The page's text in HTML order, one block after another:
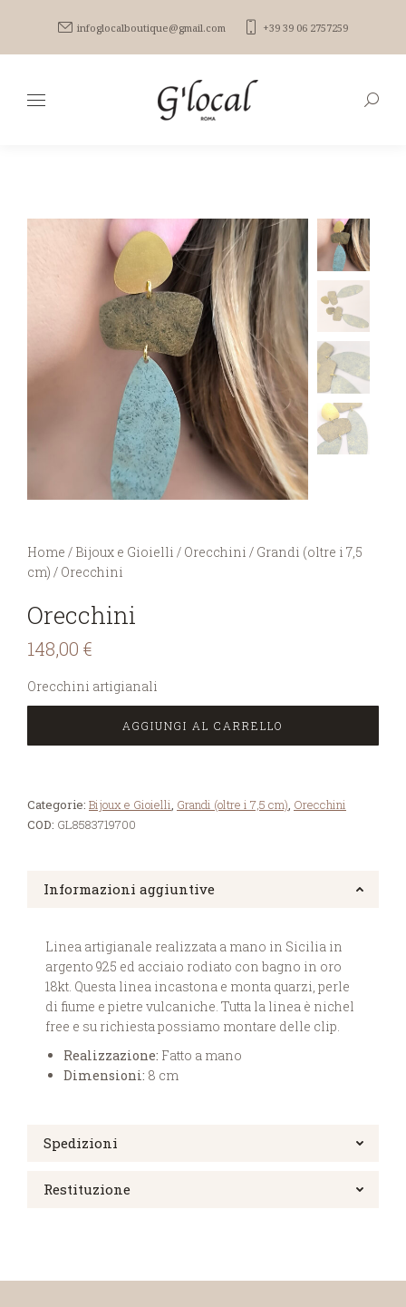
infoglocalboutique@gmail.com +39 39 06 2757259
You are here:
Home / Bijoux e Gioielli / Orecchini / Grandi (oltre i 7,5
cm) / Orecchini
Orecchini
148,00 €
Orecchini artigianali
AGGIUNGI AL CARRELLO
Categorie: Bijoux e Gioielli, Grandi (oltre i 7,5 cm), Orecchini
COD: GL8583719700
Informazioni aggiuntive
Linea artigianale realizzata a mano in Sicilia in
argento 925 ed acciaio rodiato con bagno in oro
18kt. Questa linea incastona e monta quarzi, perle
di fiume e pietre vulcaniche. Tutta la linea è nichel
free e su richiesta possiamo montare delle clip.
Realizzazione: Fatto a mano
Dimensioni: 8 cm
Spedizioni
Restituzione